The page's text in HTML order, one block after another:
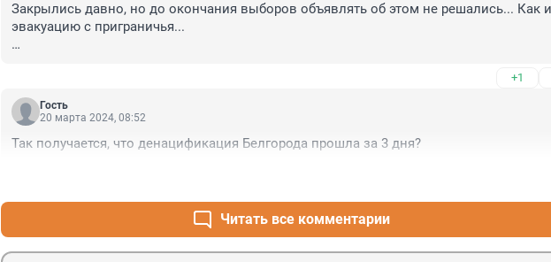
Закрылись давно, но до окончания выборов объявлять об этом не решались... Как и
эвакуацию с приграничья...
+1
Гость
20 марта 2024, 08:52
Так получается, что денацификация Белгорода прошла за 3 дня?
Читать все комментарии